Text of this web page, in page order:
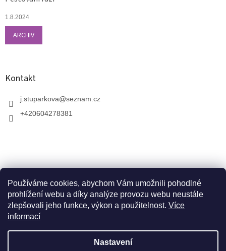
Používáme cookies, abychom Vám umožnili pohodlné
prohlížení webu a díky analýze provozu webu neustále
zlepšovali jeho funkce, výkon a použitelnost. Více
informací
Nastavení
V zahradnictví je možné osobně vybírat stromy a
dopravou. Otevřeno máme ve středu, v pátek a v neděli
1.8.2024
ARCHIV
Kontakt
j.stuparkova@seznam.cz
+420604278381